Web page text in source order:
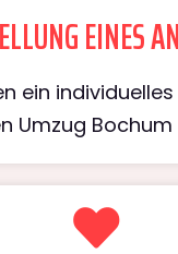
EINES
ein
Umzug Bochum